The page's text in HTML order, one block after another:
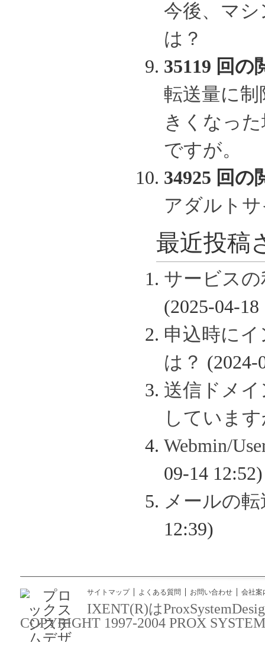
今後、マ
は？
35119 回の
転送量に
きくなっ
ですが。
34925 回の
アダルト
最近投稿
サービス
(2025-04-18
申込時に
は？ (2024-
送信ドメイ
していま
Webmin/
09-14 12:52)
メールの
12:39)
サイトマップ よくある質問 お問い合わせ 会社案
IXENT(R)は
COPYRIGHT 1997-2004 PROX